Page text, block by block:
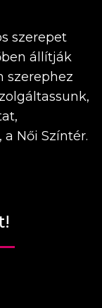
szerepet
állítják
szerephez
a Női Színtér.